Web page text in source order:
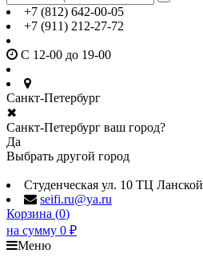
+7 (812) 642-00-05
+7 (911) 212-27-72
С 12-00 до 19-00
Санкт-Петербург
✖
Санкт-Петербург ваш город?
Да
Выбрать другой город
Студенческая ул. 10 ТЦ Ланской
seifi.ru@ya.ru
Корзина (0)
на сумму 0 ₽
Меню